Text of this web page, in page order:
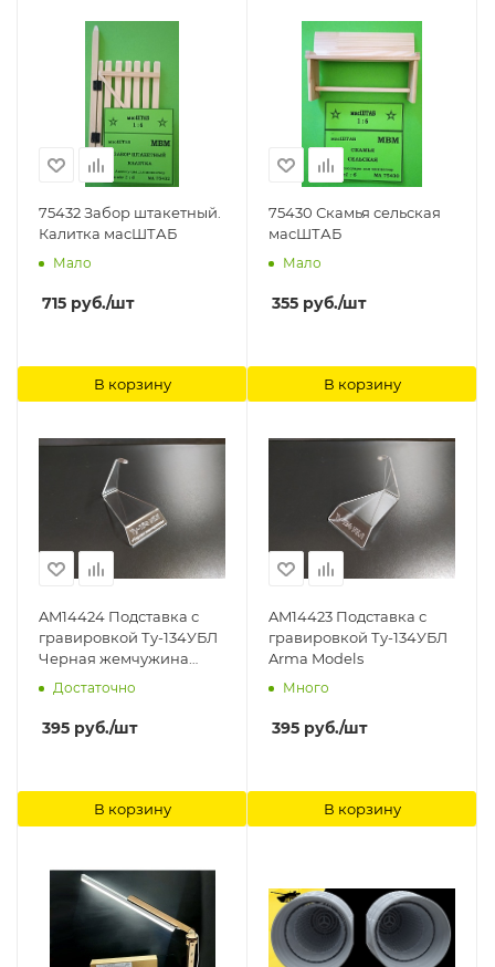
75432 Забор штакетный.
Калитка масШТАБ
Мало
715 руб./шт
В корзину
75430 Скамья сельская
масШТАБ
Мало
355 руб./шт
В корзину
AM14424 Подставка с
гравировкой Ту-134УБЛ
Черная жемчужина
Arma Models
Достаточно
395 руб./шт
В корзину
AM14423 Подставка с
гравировкой Ту-134УБЛ
Arma Models
Много
395 руб./шт
В корзину